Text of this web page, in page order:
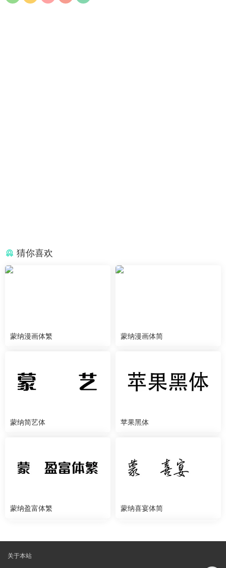
猜你喜欢
蒙纳漫画体繁 蒙纳漫画体简
蒙纳简艺体 苹果黑体
蒙纳盈富体繁 蒙纳喜宴体简
关于本站